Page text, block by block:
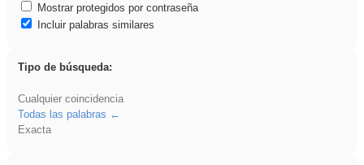
Mostrar protegidos por contraseña
Incluir palabras similares
Tipo de búsqueda:
Cualquier coincidencia
Todas las palabras
Exacta